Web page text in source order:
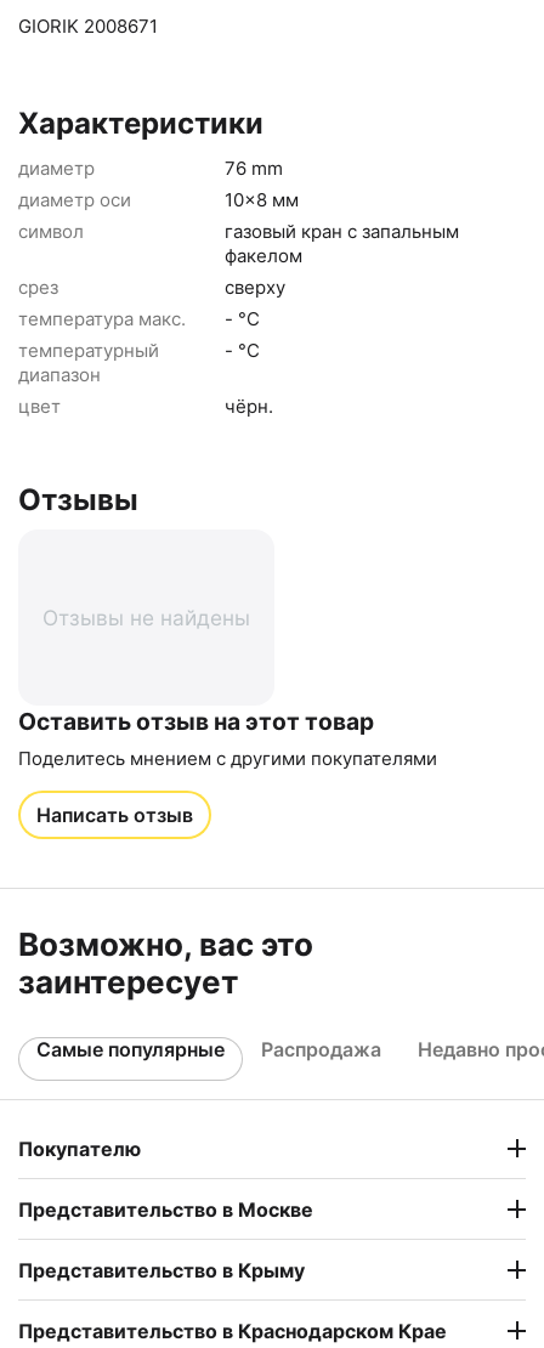
GIORIK 2008671
Характеристики
диаметр
76 mm
диаметр оси
10x8 мм
символ
газовый кран с запальным
факелом
срез
сверху
температура макс.
- °C
температурный
диапазон
- °C
цвет чёрн.
Отзывы
Отзывы не найдены
Оставить отзыв на этот товар
Поделитесь мнением с другими покупателями
Написать отзыв
Возможно, вас это
заинтересует
Самые популярные Распродажа Недавно
Покупателю
Представительство в Москве
Представительство в Крыму
Представительство в Краснодарском Крае